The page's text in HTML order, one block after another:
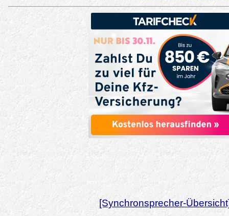
[Synchronsprecher-